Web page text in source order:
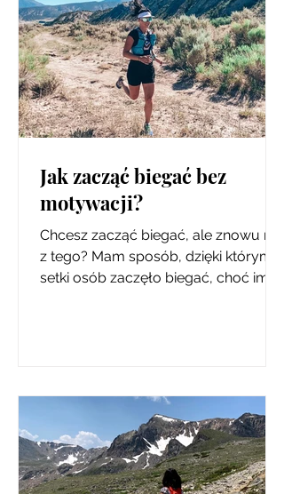
Jak zacząć biegać bez
motywacji?
Chcesz zacząć biegać, ale znowu nic
z tego? Mam sposób, dzięki którym
setki osób zaczęło biegać, choć im